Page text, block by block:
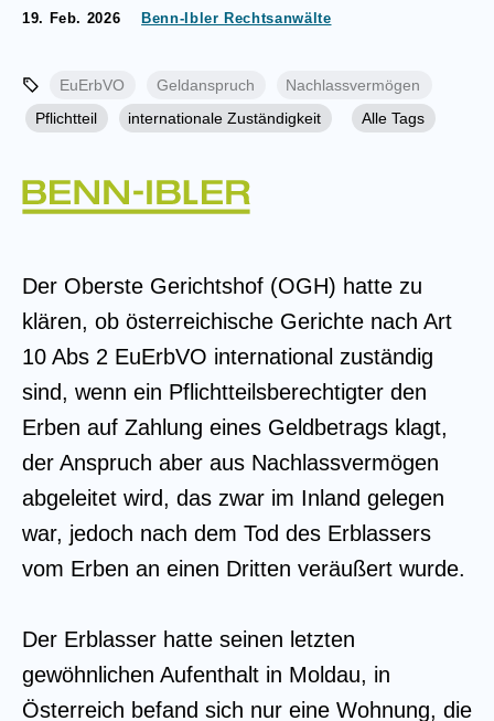
19. Feb. 2026 Benn-Ibler Rechtsanwälte
EuErbVO Geldanspruch
Nachlassvermögen
Pflichtteil
internationale Zuständigkeit Alle Tags
Der Oberste Gerichtshof (OGH) hatte zu
klären, ob österreichische Gerichte nach Art
10 Abs 2 EuErbVO international zuständig
sind, wenn ein Pflichtteilsberechtigter den
Erben auf Zahlung eines Geldbetrags klagt,
der Anspruch aber aus Nachlassvermögen
abgeleitet wird, das zwar im Inland gelegen
war, jedoch nach dem Tod des Erblassers
vom Erben an einen Dritten veräußert wurde.
Der Erblasser hatte seinen letzten
gewöhnlichen Aufenthalt in Moldau, in
Österreich befand sich nur eine Wohnung, die